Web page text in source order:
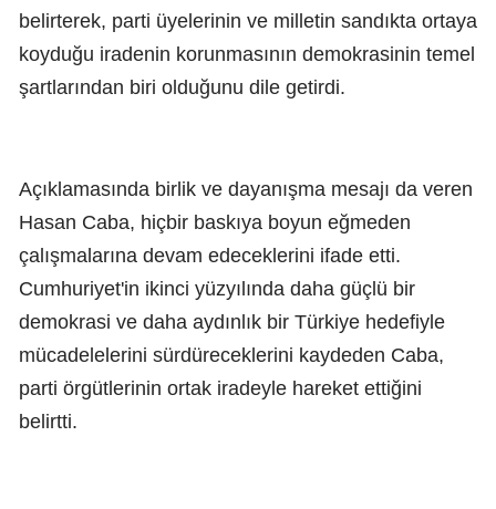
belirterek, parti üyelerinin ve milletin sandıkta ortaya
koyduğu iradenin korunmasının demokrasinin temel
şartlarından biri olduğunu dile getirdi.
Açıklamasında birlik ve dayanışma mesajı da veren
Hasan Caba, hiçbir baskıya boyun eğmeden
çalışmalarına devam edeceklerini ifade etti.
Cumhuriyet'in ikinci yüzyılında daha güçlü bir
demokrasi ve daha aydınlık bir Türkiye hedefiyle
mücadelelerini sürdüreceklerini kaydeden Caba,
parti örgütlerinin ortak iradeyle hareket ettiğini
belirtti.